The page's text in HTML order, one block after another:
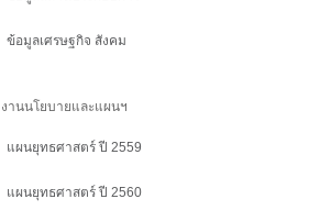
ข้อมูลเศรษฐกิจ สังคม
งานนโยบายและแผนฯ
แผนยุทธศาสตร์ ปี 2559
แผนยุทธศาสตร์ ปี 2560